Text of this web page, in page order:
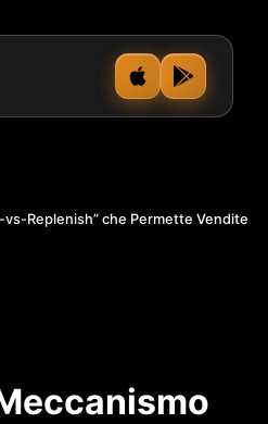
Replenish” che Permette Vendite